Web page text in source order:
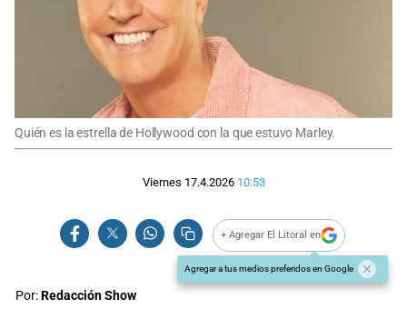
Quién es la estrella de Hollywood con la que estuvo Marley.
Viernes 17.4.2026 10:53
+ Agregar El Litoral en
Agregar a tus medios preferidos en Google
Por:Redacción Show